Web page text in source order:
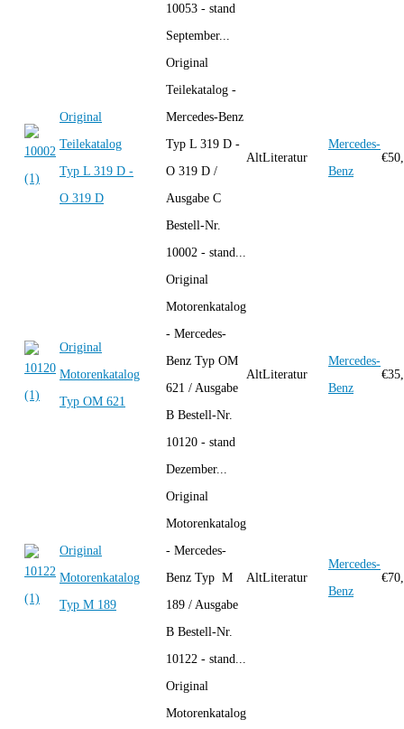
10053 - stand
September...
Original
Teilekatalog
Typ L 319 D -
O 319 D
Original
Teilekatalog -
Mercedes-Benz
Typ L 319 D -
O 319 D /
Ausgabe C
Bestell-Nr.
10002 - stand...
AltLiteratur
Mercedes-
Benz
€
Original
Motorenkatalog
Typ OM 621
Original
Motorenkatalog
- Mercedes-
Benz Typ OM
621 / Ausgabe
B Bestell-Nr.
10120 - stand
Dezember...
AltLiteratur
Mercedes-
Benz
€
Original
Motorenkatalog
Typ M 189
Original
Motorenkatalog
- Mercedes-
Benz Typ M
189 / Ausgabe
B Bestell-Nr.
10122 - stand...
AltLiteratur
Mercedes-
Benz
€
Original
Motorenkatalog